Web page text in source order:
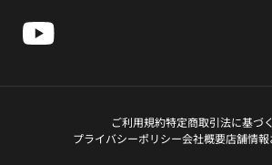
ご利用規約特定商取引法に基づ
プライバシーポリシー会社概要店舗情報